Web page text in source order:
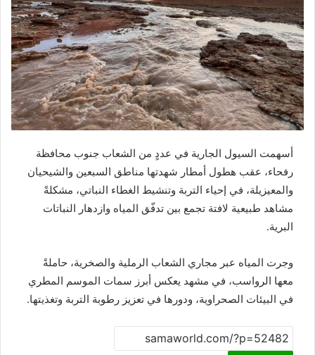
أسهمت السيول الجارية في عددٍ من الشعاب جنوب محافظة
رفحاء، عقب هطول أمطار شهدتها مناطق السبعين والشيحيان
والمعيزيلة، في إحياء التربة وتنشيط الغطاء النباتي، مشكلةً
مشاهد طبيعية لافتة تجمع بين تدفّق المياه وازدهار النباتات
البرية.
وجرت المياه عبر مجاري الشعاب الرملية والصخرية، حاملةً
معها الرواسب، في مشهد يعكس أبرز سمات الموسم المطري
في البيئات الصحراوية، ودورها في تعزيز رطوبة التربة وتغذيتها.